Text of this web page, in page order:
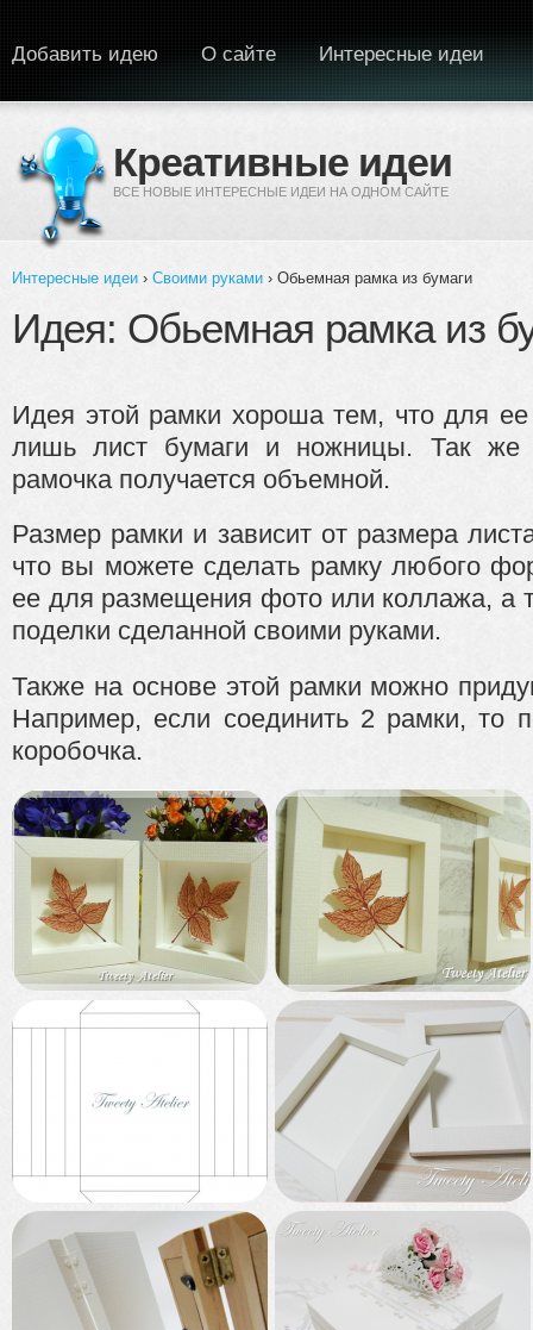
Креативные идеи
ВСЕ НОВЫЕ ИНТЕРЕСНЫЕ ИДЕИ НА ОДНОМ САЙТЕ
Добавить идею О сайте Интересные идеи
Вы здесь
Интересные идеи › Своими руками › Обьемная рамка из бумаги
Идея: Обьемная рамка из
Идея этой рамки хороша тем, что для ее
лишь лист бумаги и ножницы. Так же
рамочка получается объемной.
Размер рамки и зависит от размера
что вы можете сделать рамку любого
ее для размещения фото или коллажа, а
поделки сделанной своими руками.
Также на основе этой рамки можно
Например, если соединить 2 рамки, то
коробочка.